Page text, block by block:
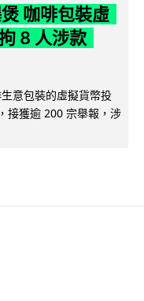
咖啡包裝虛
8 人涉款
意包裝的虛擬貨幣投
接獲逾 200 宗舉報，涉